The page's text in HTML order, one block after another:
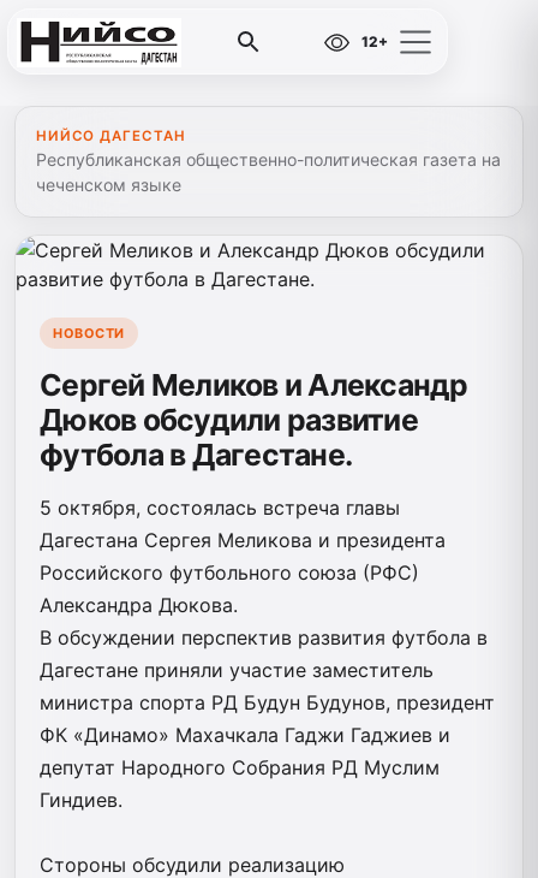
12+
НИЙСО ДАГЕСТАН
Республиканская общественно-политическая газета на
чеченском языке
НОВОСТИ
Сергей Меликов и Александр
Дюков обсудили развитие
футбола в Дагестане.
5 октября, состоялась встреча главы
Дагестана Сергея Меликова и президента
Российского футбольного союза (РФС)
Александра Дюкова.
В обсуждении перспектив развития футбола в
Дагестане приняли участие заместитель
министра спорта РД Будун Будунов, президент
ФК «Динамо» Махачкала Гаджи Гаджиев и
депутат Народного Собрания РД Муслим
Гиндиев.
Стороны обсудили реализацию